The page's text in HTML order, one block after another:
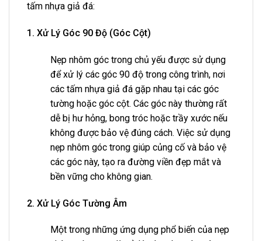
tấm nhựa giả đá:
1. Xử Lý Góc 90 Độ (Góc Cột)
Nẹp nhôm góc trong chủ yếu được sử dụng
để xử lý các góc 90 độ trong công trình, nơi
các tấm nhựa giả đá gặp nhau tại các góc
tường hoặc góc cột. Các góc này thường rất
dễ bị hư hỏng, bong tróc hoặc trầy xước nếu
không được bảo vệ đúng cách. Việc sử dụng
nẹp nhôm góc trong giúp củng cố và bảo vệ
các góc này, tạo ra đường viền đẹp mắt và
bền vững cho không gian.
2. Xử Lý Góc Tường Âm
Một trong những ứng dụng phổ biến của nẹp